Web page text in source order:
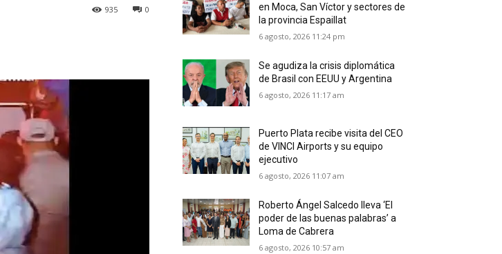
0
935
en Moca, San Víctor y sectores de
la provincia Espaillat
6 agosto, 2026 11:24 pm
Se agudiza la crisis diplomática
de Brasil con EEUU y Argentina
6 agosto, 2026 11:17 am
Puerto Plata recibe visita del CEO
de VINCI Airports y su equipo
ejecutivo
6 agosto, 2026 11:07 am
Roberto Ángel Salcedo lleva ‘El
poder de las buenas palabras’ a
Loma de Cabrera
6 agosto, 2026 10:57 am